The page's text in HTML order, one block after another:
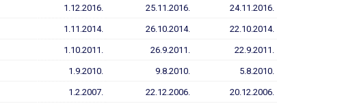
1.12.2016. 25.11.2016. 24.11.2016.
1.11.2014. 26.10.2014. 22.10.2014.
1.10.2011. 26.9.2011. 22.9.2011.
1.9.2010. 9.8.2010. 5.8.2010.
1.2.2007. 22.12.2006. 20.12.2006.